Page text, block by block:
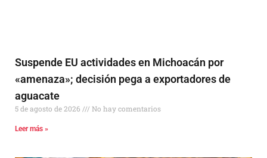
Suspende EU actividades en Michoacán por
«amenaza»; decisión pega a exportadores de
aguacate
5 de agosto de 2026 No hay comentarios
Leer más »